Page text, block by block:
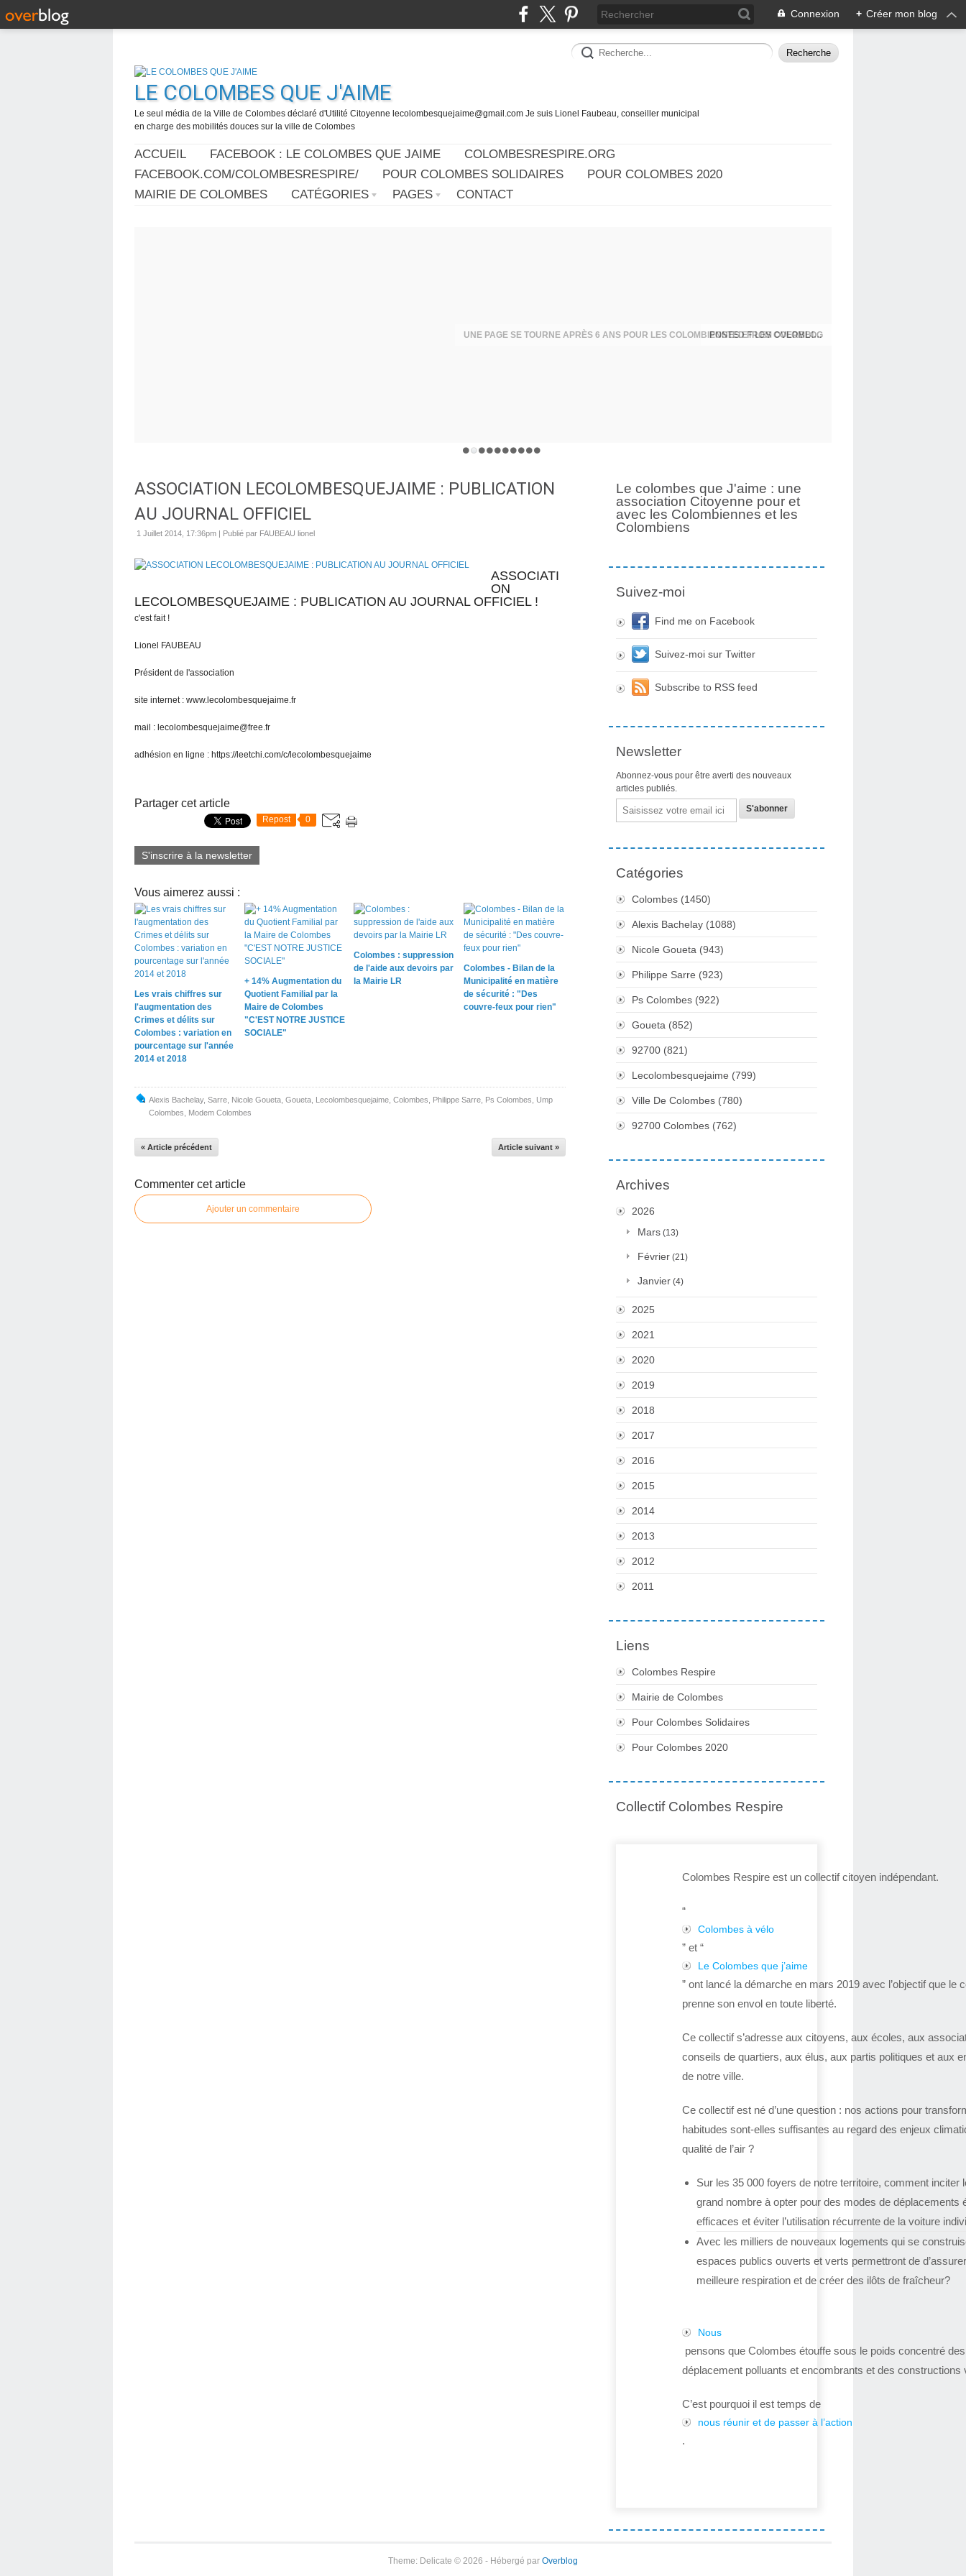
Connexion + Créer mon blog
LE COLOMBES QUE J'AIME
Le seul média de la Ville de Colombes déclaré d'Utilité Citoyenne lecolombesquejaime@gmail.com Je suis Lionel Faubeau, conseiller municipal
en charge des mobilités douces sur la ville de Colombes
ACCUEIL FACEBOOK : LE COLOMBES QUE JAIME
COLOMBESRESPIRE.ORG
FACEBOOK.COM/COLOMBESRESPIRE/
POUR COLOMBES SOLIDAIRES
POUR COLOMBES 2020
MAIRIE DE COLOMBES
CATÉGORIES PAGES CONTACT
UNE PAGE SE TOURNE APRÈS 6 ANS POUR LES COLOMBIENNES ET LES COLOMBIENS
ASSOCIATION LECOLOMBESQUEJAIME : PUBLICATION
AU JOURNAL OFFICIEL
1 Juillet 2014, 17:36pm | Publié par FAUBEAU lionel
ASSOCIATI
ON
LECOLOMBESQUEJAIME : PUBLICATION AU JOURNAL OFFICIEL !
c'est fait !
Lionel FAUBEAU
Président de l'association
site internet : www.lecolombesquejaime.fr
mail : lecolombesquejaime@free.fr
adhésion en ligne : https://leetchi.com/c/lecolombesquejaime
Partager cet article
Repost 0
S'inscrire à la newsletter
Vous aimerez aussi :
Les vrais chiffres sur
l'augmentation des
Crimes et délits sur
Colombes : variation en
pourcentage sur l'année
2014 et 2018
+ 14% Augmentation du
Quotient Familial par la
Maire de Colombes
"C'EST NOTRE JUSTICE
SOCIALE"
Colombes : suppression
de l'aide aux devoirs par
la Mairie LR
Colombes - Bilan de la
Municipalité en matière
de sécurité : "Des
couvre-feux pour rien"
Alexis Bachelay, Sarre Nicole Goueta Goueta Lecolombesquejaime Colombes Philippe Sarre Ps Colombes
Ump
Colombes
Modem Colombes
« Article précédent Article suivant »
Commenter cet article
Ajouter un commentaire
Le colombes que J'aime : une
association Citoyenne pour et
avec les Colombiennes et les
Colombiens
Suivez-moi
Find me on Facebook
Suivez-moi sur Twitter
Subscribe to RSS feed
Newsletter
Abonnez-vous pour être averti des nouveaux
articles publiés.
Email
Catégories
Colombes (1450)
Alexis Bachelay (1088)
Nicole Goueta (943)
Philippe Sarre (923)
Ps Colombes (922)
Goueta (852)
92700 (821)
Lecolombesquejaime (799)
Ville De Colombes (780)
92700 Colombes (762)
Archives
2026
Mars (13)
Février (21)
Janvier (4)
2025
2021
2020
2019
2018
2017
2016
2015
2014
2013
2012
2011
Liens
Colombes Respire
Mairie de Colombes
Pour Colombes Solidaires
Pour Colombes 2020
Collectif Colombes Respire
Colombes Respire est un collectif citoyen indépendant.
“
Colombes à vélo
” et “
Le Colombes que j’aime
” ont lancé la démarche en mars 2019 avec l’objectif que le
prenne son envol en toute liberté.
Ce collectif s’adresse aux citoyens, aux écoles, aux
conseils de quartiers, aux élus, aux partis politiques et aux
de notre ville.
Ce collectif est né d’une question : nos actions pour
habitudes sont-elles suffisantes au regard des enjeux
qualité de l’air ?
Sur les 35 000 foyers de notre territoire, comment inciter
grand nombre à opter pour des modes de déplacements
efficaces et éviter l’utilisation récurrente de la voiture
Avec les milliers de nouveaux logements qui se
espaces publics ouverts et verts permettront de
meilleure respiration et de créer des ilôts de fraîcheur?
Nous
pensons que Colombes étouffe sous le poids concentré
déplacement polluants et encombrants et des constructions
C’est pourquoi il est temps de
nous réunir et de passer à l’action
.
Theme: Delicate © 2026 - Hébergé par Overblog